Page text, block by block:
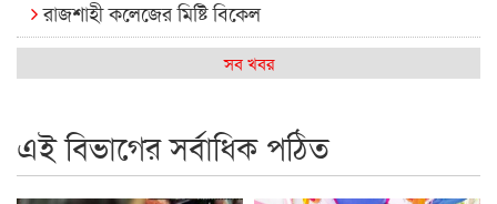
রাজশাহী কলেজের মিষ্টি বিকেল
কেমন আছে আমাদের দেশের মধ্যবিত্তরা
রাজশাইন একাডেমির ফল প্রকাশ ও পুরস্কার বিতরণ
সব খবর
এই বিভাগের সর্বাধিক পঠিত